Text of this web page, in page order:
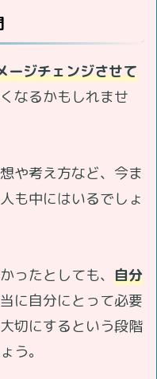
ージチェンジさせて
なるかもしれませ
や考え方など、今ま
も中にはいるでしょ
ったとしても、 自分
に自分にとって必要
切にするという段階
う。